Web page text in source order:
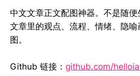
中文文章正文配图神器。不是随
文章里的观点、流程、情绪、隐
图。
Github 链接： github.com/